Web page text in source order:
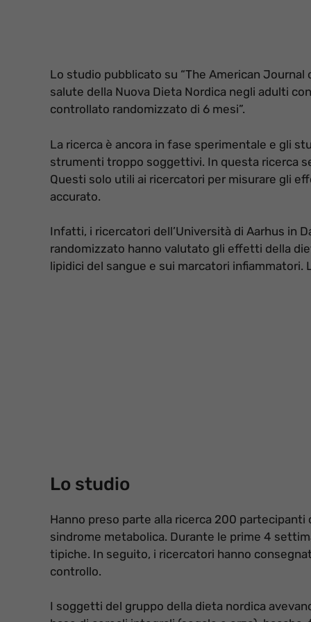
Lo studio pubblicato su “The American
salute della Nuova Dieta Nordica negli adulti
controllato randomizzato di 6 mesi”.
La ricerca è ancora in fase sperimentale e gli
strumenti troppo soggettivi. In questa ricerca
Questi solo utili ai ricercatori per misurare gli
accurato.
Infatti, i ricercatori dell’Università di Aarhus in
randomizzato hanno valutato gli effetti della
lipidici del sangue e sui marcatori infiammatori.
Lo studio
Hanno preso parte alla ricerca 200 partecipanti
sindrome metabolica. Durante le prime 4
tipiche. In seguito, i ricercatori hanno
controllo.
I soggetti del gruppo della dieta nordica